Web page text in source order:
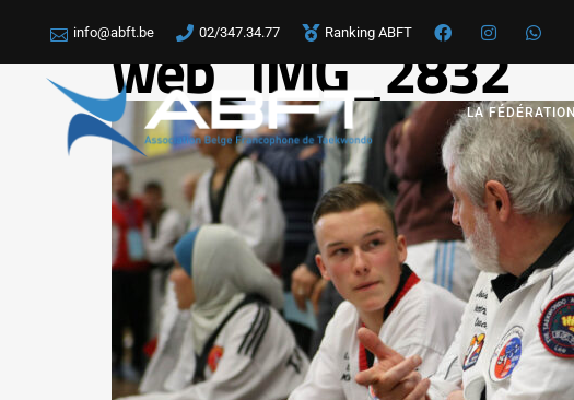
info@abft.be 02/347.34.77 Ranking ABFT
LA FÉDÉRATION
web_IMG_2832